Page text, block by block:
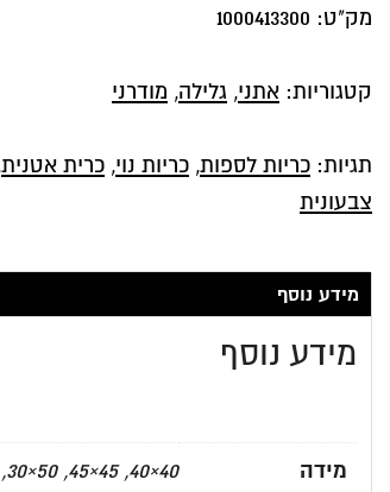
צבעוניים"
מק"ט: 1000413300
קטגוריות: אתני, גלילה, מודרני
תגיות: כריות לספות, כריות נוי, כרית אטנית
צבעונית
מידע נוסף
מידע נוסף
מידה 40×40, 45×45, 50×30, 50×50, 60×60